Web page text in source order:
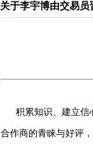
关于李宇博由交易员
积累知识、建立信
合作商的青睐与好评